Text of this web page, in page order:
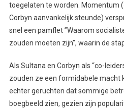
toegelaten te worden. Momentum
Corbyn aanvankelijk steunde)
snel een pamflet ”Waarom
zouden moeten zijn”, waarin de
Als Sultana en Corbyn als “co-
zouden ze een formidabele macht
echter geruchten dat sommige
boegbeeld zien, gezien zijn